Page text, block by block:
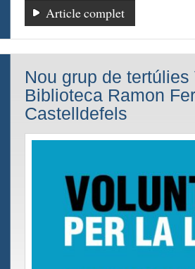
Article complet
Nou grup de
Biblioteca Ramon
Castelldefels